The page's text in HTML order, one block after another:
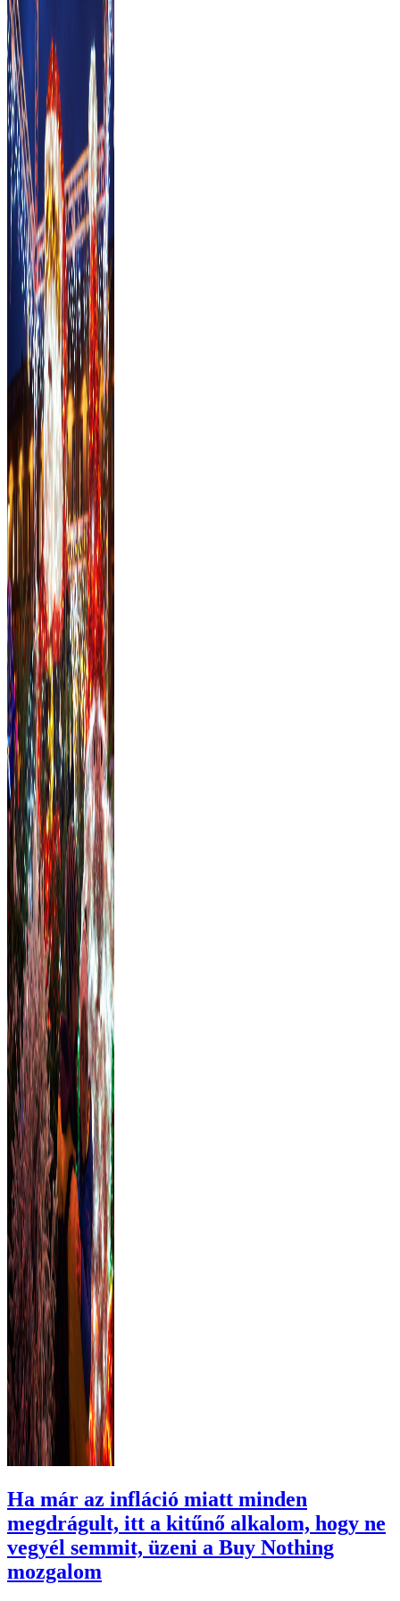
Ha már az infláció miatt minden
megdrágult, itt a kitűnő alkalom, hogy ne
vegyél semmit, üzeni a Buy Nothing
mozgalom